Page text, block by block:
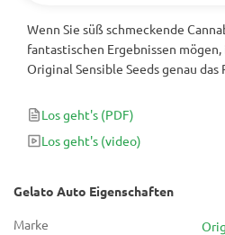
Wenn Sie süß schmeckende
fantastischen Ergebnissen
Original Sensible Seeds genau
Auto ist eine Kreuzung zwischen
Cookies Auto und eine
von Aussaat bis Ernte bis zu 500 g
Cannabisblüten einbringt.
Los geht's (PDF)
Los geht's (video)
Gelato Auto Eigenschaften
Marke